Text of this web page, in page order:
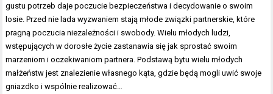
gustu potrzeb daje poczucie bezpieczeństwa i decydowanie o swoim
losie. Przed nie lada wyzwaniem stają młode związki partnerskie, które
pragną poczucia niezależności i swobody. Wielu młodych ludzi,
wstępujących w dorosłe życie zastanawia się jak sprostać swoim
marzeniom i oczekiwaniom partnera. Podstawą bytu wielu młodych
małżeństw jest znalezienie własnego kąta, gdzie będą mogli uwić swoje
gniazdko i wspólnie realizować…